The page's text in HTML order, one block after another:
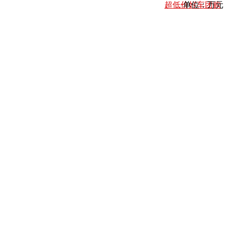
超低价好车团购
单位：万元